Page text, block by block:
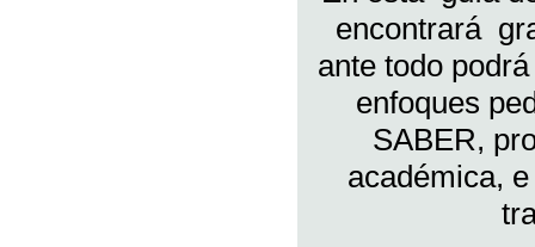
encontrará
ante todo
enfoques
SABER,
académica,